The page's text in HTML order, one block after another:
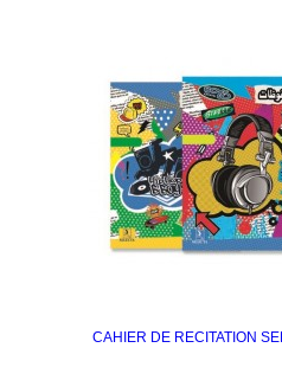
CAHIER DE RECITATION